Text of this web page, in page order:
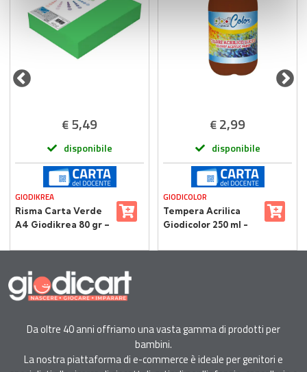
con altre informazioni che ha fornito loro o che hanno
raccolto dal suo utilizzo dei loro servizi.
€5,49
disponibile
GIODIKREA
Risma Carta Verde
A4 Giodikrea 80 gr –
Qualità
€2,99
disponibile
GIODICOLOR
Tempera Acrilica
Giodicolor 250 ml -
Da oltre 40 anni offriamo una vasta gamma di prodotti per
bambini.
La nostra piattaforma di e-commerce è ideale per genitori e